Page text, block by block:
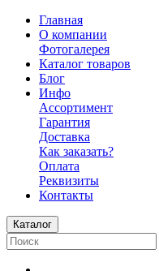
Главная
О компании
Фотогалерея
Каталог товаров
Блог
Инфо
Ассортимент
Гарантия
Доставка
Как заказать?
Оплата
Реквизиты
Контакты
Каталог